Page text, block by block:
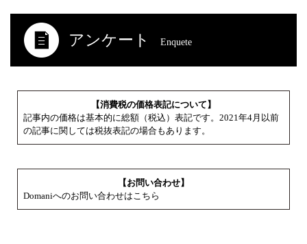
アンケート Enquete
【消費税の価格表記について】
記事内の価格は基本的に総額（税込）表記です。2021年4月以前
の記事に関しては税抜表記の場合もあります。
【お問い合わせ】
Domaniへのお問い合わせはこちら